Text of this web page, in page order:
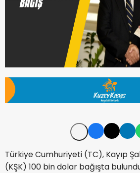
Türkiye Cumhuriyeti (TC), Kayıp
(KŞK) 100 bin dolar bağışta